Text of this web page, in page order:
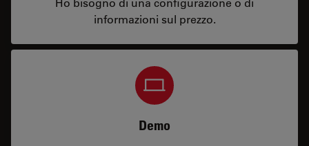
informazioni sul prezzo.
Demo